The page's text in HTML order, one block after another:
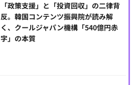
「政策支援」と「投資回収」の二律背
反。韓国コンテンツ振興院が読み解
く、クールジャパン機構「540億円赤
字」の本質